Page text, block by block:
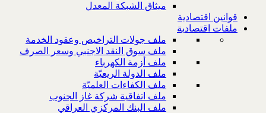
ميثاق الشبكة المعدل
قوانين اقتصادية
ملفات اقتصادية
ملف جولات التراخيص وعقود الخدمة
ملف سوق النقد الاجنبي وسعر الصرف
ملف أزمة الكهرباء
ملف الدولة الريعيّة
ملف الكفاءات العلميّة
ملف اتفاقية شركة غاز الجنوب
ملف البنك المركزي العراقي